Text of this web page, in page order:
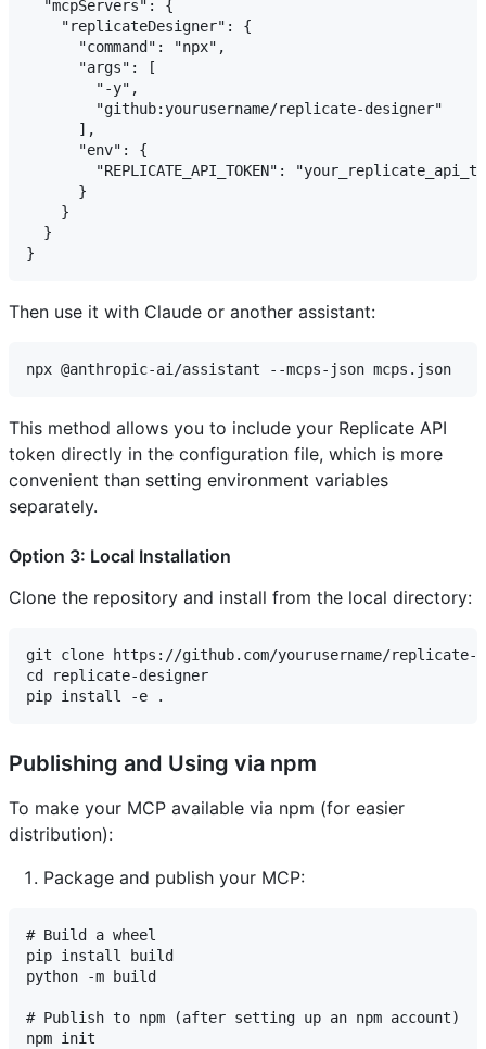
  "mcpServers": {
    "replicateDesigner": {
      "command": "npx",
      "args": [
        "-y",
        "github:yourusername/replicate-designer"
      ],
      "env": {
"REPLICATE_API_TOKEN":
      }
    }
  }
Then use it with Claude or another assistant:
This method allows you to include your Replicate API
token directly in the configuration file, which is more
convenient than setting environment variables
separately.
Option 3: Local Installation
Clone the repository and install from the local directory:
git clone https://github.com/yourusername/replicate-
cd replicate-designer
Publishing and Using via npm
To make your MCP available via npm (for easier
distribution):
Package and publish your MCP:
# Build a wheel
pip install build
python -m build
# Publish to npm (after setting up an npm account)
npm init